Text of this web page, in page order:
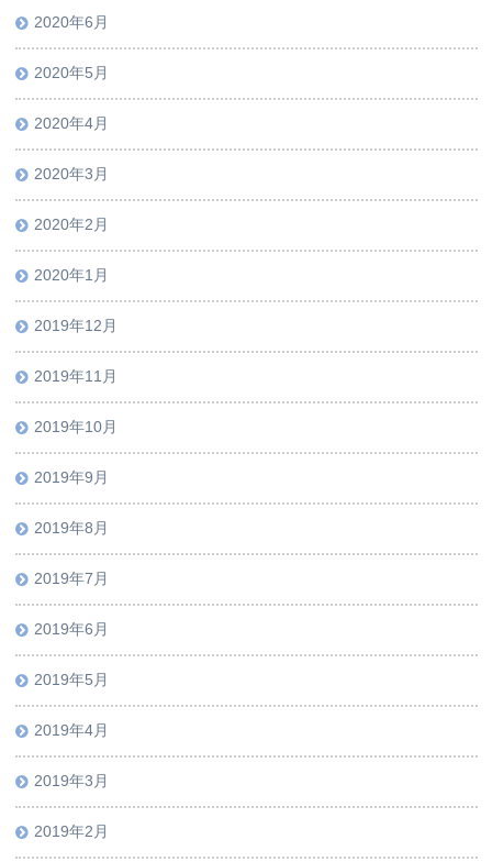
2020年6月
2020年5月
2020年4月
2020年3月
2020年2月
2020年1月
2019年12月
2019年11月
2019年10月
2019年9月
2019年8月
2019年7月
2019年6月
2019年5月
2019年4月
2019年3月
2019年2月